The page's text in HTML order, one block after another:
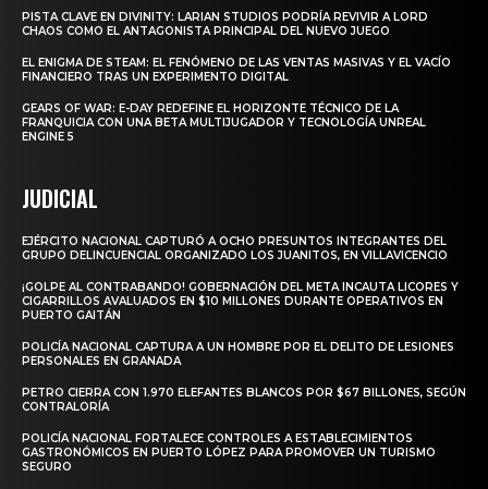
PISTA CLAVE EN DIVINITY: LARIAN STUDIOS PODRÍA REVIVIR A LORD
CHAOS COMO EL ANTAGONISTA PRINCIPAL DEL NUEVO JUEGO
EL ENIGMA DE STEAM: EL FENÓMENO DE LAS VENTAS MASIVAS Y EL VACÍO
FINANCIERO TRAS UN EXPERIMENTO DIGITAL
GEARS OF WAR: E-DAY REDEFINE EL HORIZONTE TÉCNICO DE LA
FRANQUICIA CON UNA BETA MULTIJUGADOR Y TECNOLOGÍA UNREAL
ENGINE 5
JUDICIAL
EJÉRCITO NACIONAL CAPTURÓ A OCHO PRESUNTOS INTEGRANTES DEL
GRUPO DELINCUENCIAL ORGANIZADO LOS JUANITOS, EN VILLAVICENCIO
¡GOLPE AL CONTRABANDO! GOBERNACIÓN DEL META INCAUTA LICORES Y
CIGARRILLOS AVALUADOS EN $10 MILLONES DURANTE OPERATIVOS EN
PUERTO GAITÁN
POLICÍA NACIONAL CAPTURA A UN HOMBRE POR EL DELITO DE LESIONES
PERSONALES EN GRANADA
PETRO CIERRA CON 1.970 ELEFANTES BLANCOS POR $67 BILLONES, SEGÚN
CONTRALORÍA
POLICÍA NACIONAL FORTALECE CONTROLES A ESTABLECIMIENTOS
GASTRONÓMICOS EN PUERTO LÓPEZ PARA PROMOVER UN TURISMO
SEGURO